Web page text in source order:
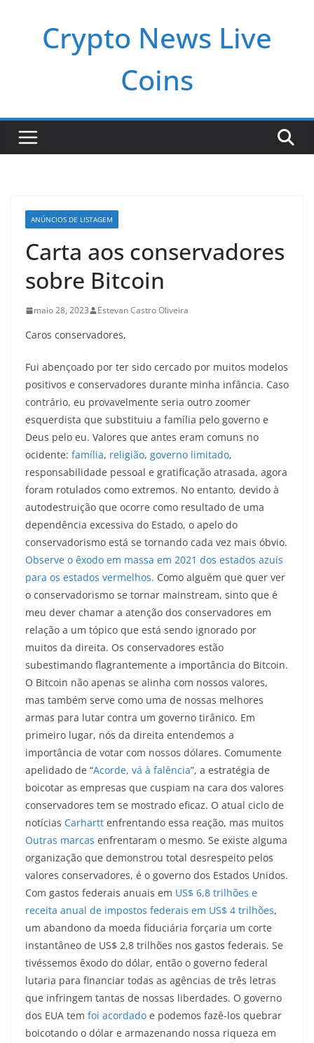
Crypto News Live
Coins
ANÚNCIOS DE LISTAGEM
Carta aos conservadores
sobre Bitcoin
maio 28, 2023 Estevan Castro Oliveira
Caros conservadores,
Fui abençoado por ter sido cercado por muitos modelos
positivos e conservadores durante minha infância. Caso
contrário, eu provavelmente seria outro zoomer
esquerdista que substituiu a família pelo governo e
Deus pelo eu. Valores que antes eram comuns no
ocidente: família, religião, governo limitado,
responsabilidade pessoal e gratificação atrasada, agora
foram rotulados como extremos. No entanto, devido à
autodestruição que ocorre como resultado de uma
dependência excessiva do Estado, o apelo do
conservadorismo está se tornando cada vez mais óbvio.
Observe o êxodo em massa em 2021 dos estados azuis
para os estados vermelhos. Como alguém que quer ver
o conservadorismo se tornar mainstream, sinto que é
meu dever chamar a atenção dos conservadores em
relação a um tópico que está sendo ignorado por
muitos da direita. Os conservadores estão
subestimando flagrantemente a importância do Bitcoin.
O Bitcoin não apenas se alinha com nossos valores,
mas também serve como uma de nossas melhores
armas para lutar contra um governo tirânico. Em
primeiro lugar, nós da direita entendemos a
importância de votar com nossos dólares. Comumente
apelidado de “Acorde, vá à falência”, a estratégia de
boicotar as empresas que cuspiam na cara dos valores
conservadores tem se mostrado eficaz. O atual ciclo de
notícias Carhartt enfrentando essa reação, mas muitos
Outras marcas enfrentaram o mesmo. Se existe alguma
organização que demonstrou total desrespeito pelos
valores conservadores, é o governo dos Estados Unidos.
Com gastos federais anuais em US$ 6,8 trilhões e
receita anual de impostos federais em US$ 4 trilhões,
um abandono da moeda fiduciária forçaria um corte
instantâneo de US$ 2,8 trilhões nos gastos federais. Se
tivéssemos êxodo do dólar, então o governo federal
lutaria para financiar todas as agências de três letras
que infringem tantas de nossas liberdades. O governo
dos EUA tem foi acordado e podemos fazê-los quebrar
boicotando o dólar e armazenando nossa riqueza em